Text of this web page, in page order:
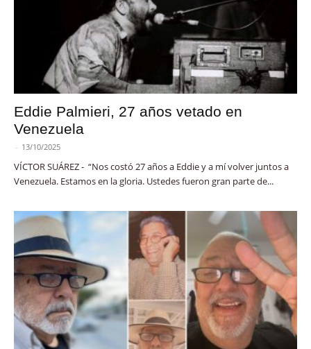
Eddie Palmieri, 27 años vetado en
Venezuela
- 13/10/2025
VÍCTOR SUÁREZ - “Nos costó 27 años a Eddie y a mí volver juntos a
Venezuela. Estamos en la gloria. Ustedes fueron gran parte de...